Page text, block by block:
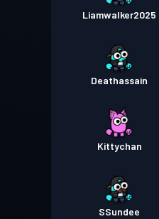
Liamwalker2025
Deathassain
Kittychan
SSundee